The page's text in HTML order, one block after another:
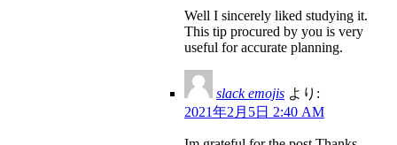
Well I sincerely liked studying it.
This tip procured by you is very
useful for accurate planning.
slack emojis より:
2021年2月5日 2:40 AM